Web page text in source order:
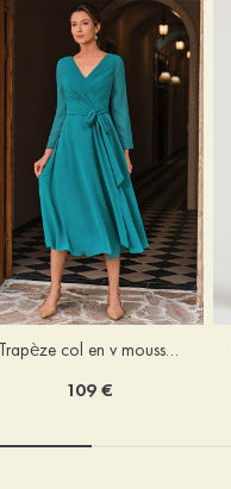
Trapèze col en v mousseline longueur mollet robe de mère de la mariée avec plissé ceintures
109 €